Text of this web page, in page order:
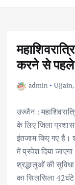
करने से
admin Ujjain,
उज्जैन :
के लिए जिला
इंतजाम किए गए
में प्रवेश दिया
श्रद्धालुओं की
का सिलसिला